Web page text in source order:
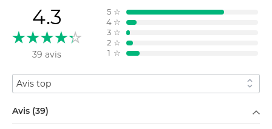
4.3
39 avis
5 ☆
4 ☆
3 ☆
2 ☆
1 ☆
Trier par
Avis (39)